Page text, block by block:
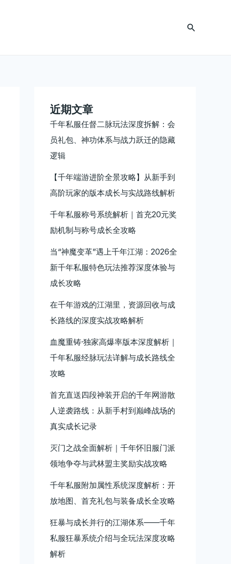
搜
近期文章
千年私服任督二脉玩法深度拆解：会
员礼包、神功体系与战力跃迁的隐藏
逻辑
【千年端游进阶全景攻略】从新手到
高阶玩家的版本成长与实战路线解析
千年私服称号系统解析｜首充20元奖
励机制与称号成长全攻略
当“神魔变革”遇上千年江湖：2026全
新千年私服特色玩法推荐深度体验与
成长攻略
在千年游戏的江湖里，资源回收与成
长路线的深度实战攻略解析
血魔重铸·独家高爆率版本深度解析｜
千年私服经脉玩法详解与成长路线全
攻略
首充直送四段神装开启的千年网游散
人逆袭路线：从新手村到巅峰战场的
真实成长记录
灭门之战全面解析｜千年怀旧服门派
领地争夺与武林盟主奖励实战攻略
千年私服附加属性系统深度解析：开
放地图、首充礼包与装备成长全攻略
狂暴与成长并行的江湖体系——千年
私服狂暴系统介绍与全玩法深度攻略
解析